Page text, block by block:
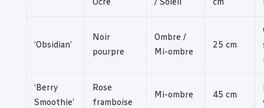
‘Obsidian’
Noir
pourpre
Ombre /
Mi-ombre
25 cm
‘Berry
Smoothie’
Rose
framboise
Mi-ombre 45 cm